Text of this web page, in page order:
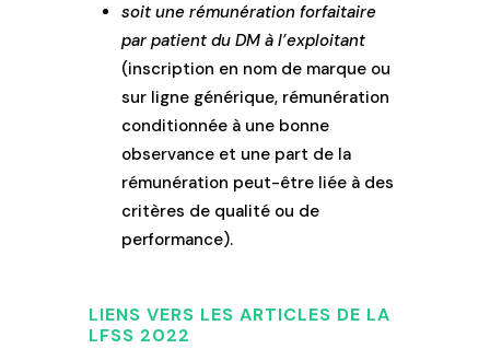
soit une rémunération forfaitaire
par patient du DM à l’exploitant
(inscription en nom de marque ou
sur ligne générique, rémunération
conditionnée à une bonne
observance et une part de la
rémunération peut-être liée à des
critères de qualité ou de
performance).
LIENS VERS LES ARTICLES DE LA
LFSS 2022